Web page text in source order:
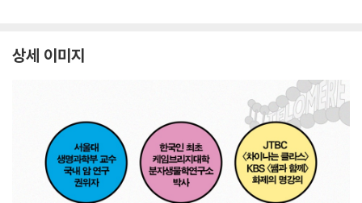
상세 이미지